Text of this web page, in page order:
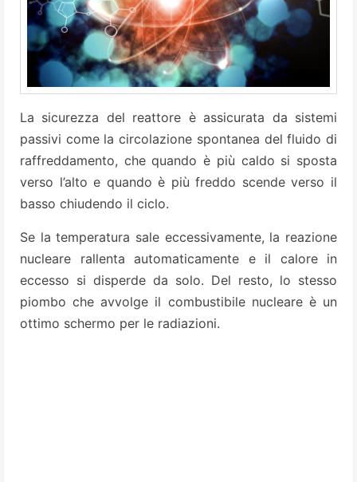
La sicurezza del reattore è assicurata da sistemi
passivi come la circolazione spontanea del fluido di
raffreddamento, che quando è più caldo si sposta
verso l’alto e quando è più freddo scende verso il
basso chiudendo il ciclo.
Se la temperatura sale eccessivamente, la reazione
nucleare rallenta automaticamente e il calore in
eccesso si disperde da solo. Del resto, lo stesso
piombo che avvolge il combustibile nucleare è un
ottimo schermo per le radiazioni.